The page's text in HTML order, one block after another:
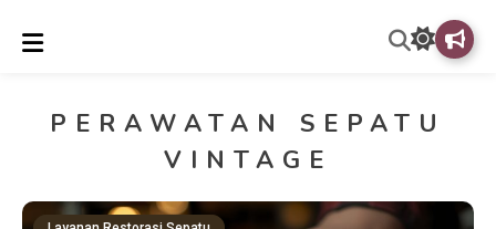
PERAWATAN SEPATU
VINTAGE